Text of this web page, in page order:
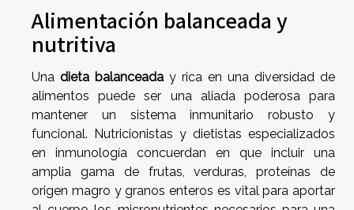
Alimentación balanceada y
nutritiva
Una dieta balanceada y rica en una diversidad de
alimentos puede ser una aliada poderosa para
mantener un sistema inmunitario robusto y
funcional. Nutricionistas y dietistas especializados
en inmunología concuerdan en que incluir una
amplia gama de frutas, verduras, proteínas de
origen magro y granos enteros es vital para aportar